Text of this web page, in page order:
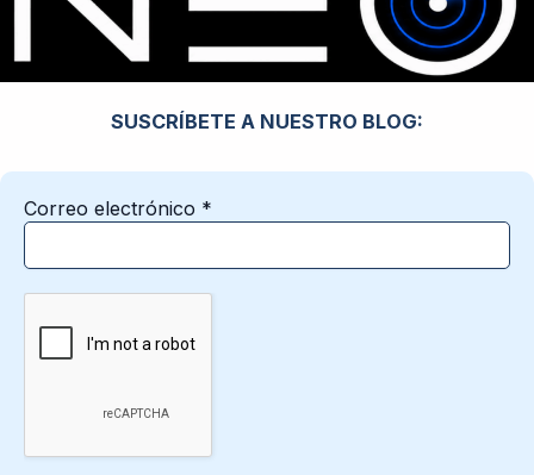
SUSCRÍBETE A NUESTRO BLOG:
Correo electrónico *